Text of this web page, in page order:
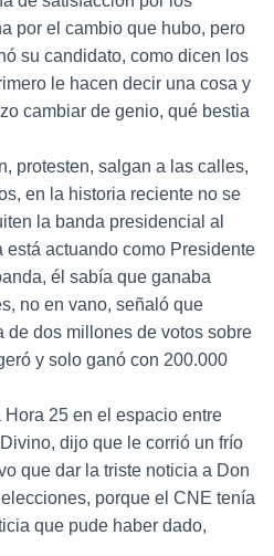
por el cambio que hubo, pero
su candidato, como dicen los
le hacen decir una cosa y
cambiar de genio, qué bestia
protesten, salgan a las calles,
en la historia reciente no se
la banda presidencial al
está actuando como Presidente
él sabía que ganaba
no en vano, señaló que
de dos millones de votos sobre
y solo ganó con 200.000
25 en el espacio entre
dijo que le corrió un frío
que dar la triste noticia a Don
porque el CNE tenía
que pude haber dado,